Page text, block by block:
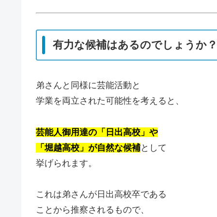
有力な候補はあるのでしょうか？
弟さんと同様に芸能活動と
学業を両立された可能性を考えると、
芸能人御用達の「日出高校」や
「堀越高校」が自然な候補として
挙げられます。
これは弟さんが日出高校卒である
ことから推察されるもので、